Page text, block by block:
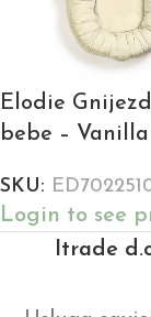
Elodie
bebe –
SKU:
Login to see
Itrade